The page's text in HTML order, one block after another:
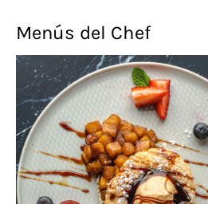
Menús del Chef